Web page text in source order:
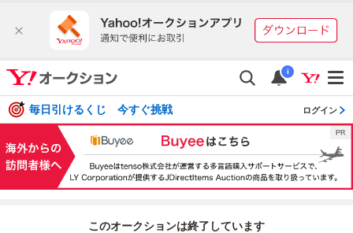
i
毎日引けるくじ 今すぐ挑戦 ログイン
このオークションは終了しています